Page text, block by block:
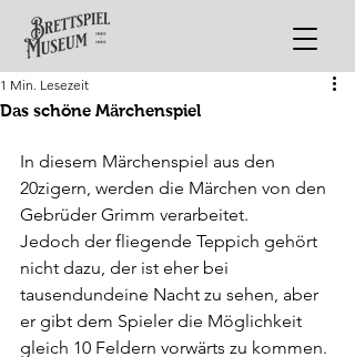
Das schöne Märchenspiel
1 Min. Lesezeit
In diesem Märchenspiel aus den
20zigern, werden die Märchen von den
Gebrüder Grimm verarbeitet.
Jedoch der fliegende Teppich gehört
nicht dazu, der ist eher bei
tausendundeine Nacht zu sehen, aber
er gibt dem Spieler die Möglichkeit
gleich 10 Feldern vorwärts zu kommen.